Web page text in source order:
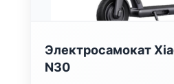
Электросамокат
N30